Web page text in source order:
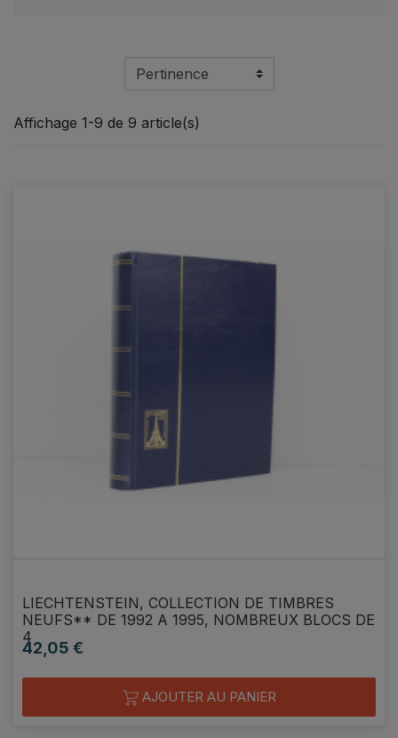
Affichage 1-9 de 9 article(s)
LIECHTENSTEIN, COLLECTION DE TIMBRES
NEUFS** DE 1992 A 1995, NOMBREUX BLOCS DE
4
Prix
42,05 €
AJOUTER AU PANIER